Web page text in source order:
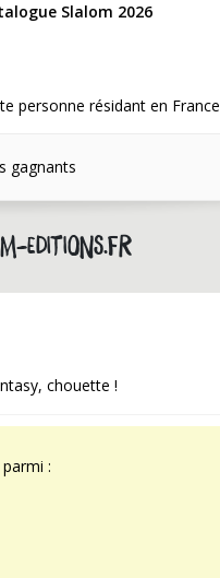
Slalom 2026
personne résidant en France
gagnants
editions.fr
chouette !
: